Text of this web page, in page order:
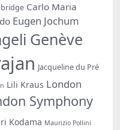
Carlo Maria
Eugen Jochum
Genève
Jacqueline du Pré
Lili Kraus London
Symphony
Kodama Maurizio Pollini